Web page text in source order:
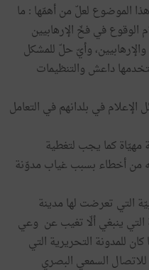
الموضوع لعلّ من أهمّها : ما
الوقوع في فخّ الإرهابيين
وأيّ حلّ للمشكل
داعش والتنظيمات
في بلدانهم في التعامل
مهيّاة كما يجب لتغطية
من أخطاء بسبب غياب مدوّنة
التي تعرضت لها مدينة
التي ينبغي ألّا تغيب عن وعي
للمدونة التحريرية التي
للاتصال السمعي البصري